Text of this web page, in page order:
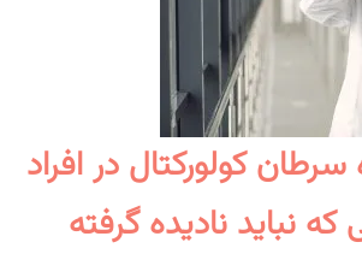
کولورکتال در افراد
نباید نادیده گرفته